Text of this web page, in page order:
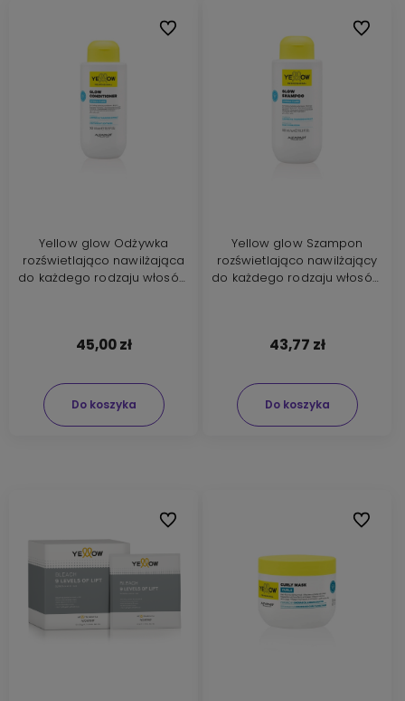
Yellow glow Odżywka
rozświetlająco nawilżająca
do każdego rodzaju włosów
45,00 zł
Do koszyka
Do ulubionych
Yellow glow Szampon
rozświetlająco nawilżający
do każdego rodzaju włosów
43,77 zł
Do koszyka
Do
Do ulubionych Do